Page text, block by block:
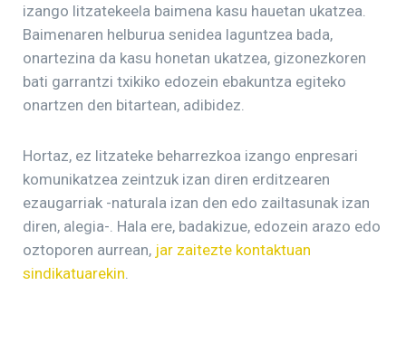
izango litzatekeela baimena kasu hauetan ukatzea.
Baimenaren helburua senidea laguntzea bada,
onartezina da kasu honetan ukatzea, gizonezkoren
bati garrantzi txikiko edozein ebakuntza egiteko
onartzen den bitartean, adibidez.
Hortaz, ez litzateke beharrezkoa izango enpresari
komunikatzea zeintzuk izan diren erditzearen
ezaugarriak -naturala izan den edo zailtasunak izan
diren, alegia-. Hala ere, badakizue, edozein arazo edo
oztoporen aurrean, jar zaitezte kontaktuan
sindikatuarekin